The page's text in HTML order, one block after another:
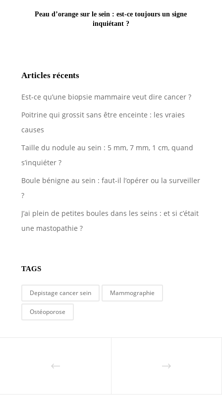
Peau d’orange sur le sein : est-ce toujours un signe
inquiétant ?
Articles récents
Est-ce qu’une biopsie mammaire veut dire cancer ?
Poitrine qui grossit sans être enceinte : les vraies
causes
Taille du nodule au sein : 5 mm, 7 mm, 1 cm, quand
s’inquiéter ?
Boule bénigne au sein : faut-il l’opérer ou la surveiller
?
J’ai plein de petites boules dans les seins : et si c’était
une mastopathie ?
TAGS
Depistage cancer sein Mammographie
Ostéoporose